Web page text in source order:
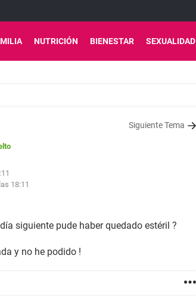
NUTRICIÓN BIENESTAR SEXUALIDAD
Siguiente Tema
18:11
siguiente pude haber quedado estéril ?
y no he podido !